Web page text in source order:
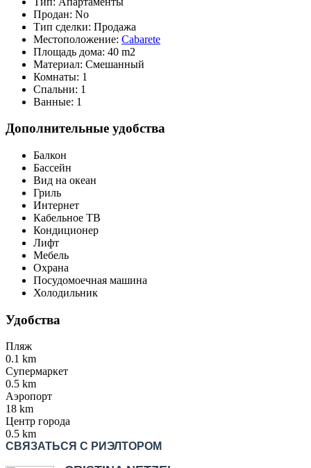
Продан: No
Тип сделки: Продажа
Местоположение: Cabarete
Площадь дома: 40 m2
Материал: Смешанный
Комнаты: 1
Спальни: 1
Ванные: 1
Дополнительные удобства
Балкон
Бассейн
Вид на океан
Гриль
Интернет
Кабельное ТВ
Кондиционер
Лифт
Мебель
Охрана
Посудомоечная машина
Холодильник
Удобства
Пляж
0.1 km
Супермаркет
0.5 km
Аэропорт
18 km
Центр города
0.5 km
СВЯЗАТЬСЯ С РИЭЛТОРОМ